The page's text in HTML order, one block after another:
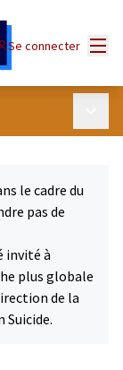
Se connecter
le cadre du
pas de
invité à
plus globale
de la